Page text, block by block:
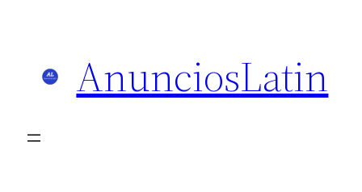
AnunciosLatin